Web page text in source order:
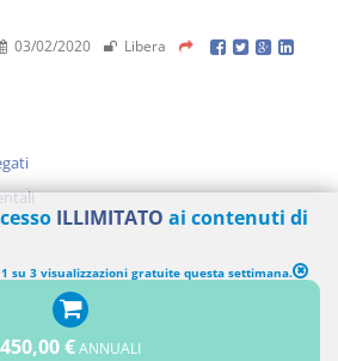
03/02/2020 Libera
ILLIMITATO ai contenuti di
su 3 visualizzazioni gratuite questa settimana.
450,00 €ANNUALI